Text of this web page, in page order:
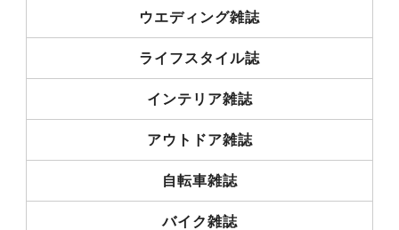
ウエディング雑誌
ライフスタイル誌
インテリア雑誌
アウトドア雑誌
自転車雑誌
バイク雑誌